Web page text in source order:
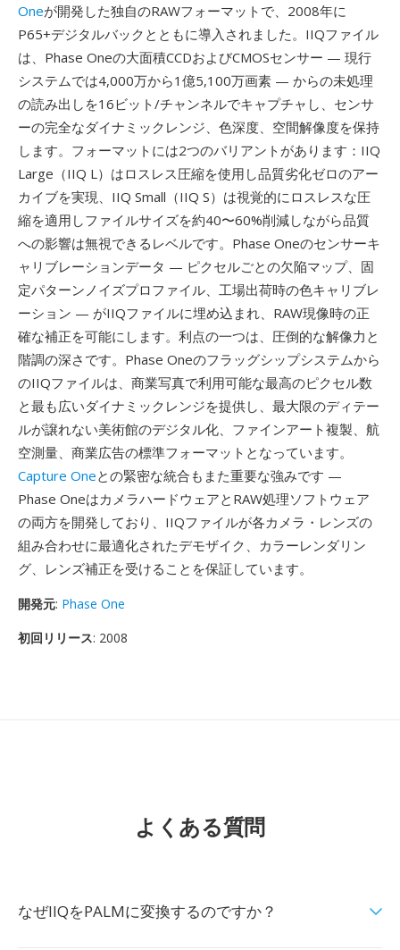
Oneが開発した独自のRAWフォーマットで、2008年に
P65+デジタルバックとともに導入されました。IIQファイル
は、Phase Oneの大面積CCDおよびCMOSセンサー — 現行
システムでは4,000万から1億5,100万画素 — からの未処理
の読み出しを16ビット/チャンネルでキャプチャし、センサ
ーの完全なダイナミックレンジ、色深度、空間解像度を保持
します。フォーマットには2つのバリアントがあります：IIQ
Large（IIQ L）はロスレス圧縮を使用し品質劣化ゼロのアー
カイブを実現、IIQ Small（IIQ S）は視覚的にロスレスな圧
縮を適用しファイルサイズを約40〜60%削減しながら品質
への影響は無視できるレベルです。Phase Oneのセンサーキ
ャリブレーションデータ — ピクセルごとの欠陥マップ、固
定パターンノイズプロファイル、工場出荷時の色キャリブレ
ーション — がIIQファイルに埋め込まれ、RAW現像時の正
確な補正を可能にします。利点の一つは、圧倒的な解像力と
階調の深さです。Phase Oneのフラッグシップシステムから
のIIQファイルは、商業写真で利用可能な最高のピクセル数
と最も広いダイナミックレンジを提供し、最大限のディテー
ルが譲れない美術館のデジタル化、ファインアート複製、航
空測量、商業広告の標準フォーマットとなっています。
Capture Oneとの緊密な統合もまた重要な強みです —
Phase OneはカメラハードウェアとRAW処理ソフトウェア
の両方を開発しており、IIQファイルが各カメラ・レンズの
組み合わせに最適化されたデモザイク、カラーレンダリン
グ、レンズ補正を受けることを保証しています。
開発元: Phase One
初回リリース: 2008
よくある質問
なぜIIQをPALMに変換するのですか？